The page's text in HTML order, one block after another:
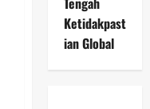
Ketidakpast
ian Global